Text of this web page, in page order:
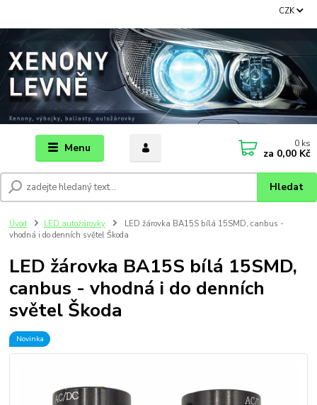
Menu
CZK
Hledat
0 ks
za 0,00 Kč
Úvod LED autožárovky
LED žárovka BA15S bílá 15SMD, canbus -
vhodná i do denních světel Škoda
LED žárovka BA15S bílá 15SMD,
canbus - vhodná i do denních
světel Škoda
Novinka